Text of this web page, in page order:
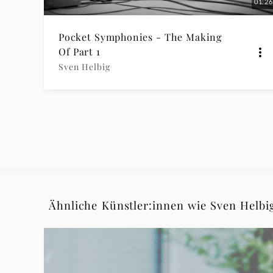
01:26
Pocket Symphonies - The Making
Of Part 1
Sven Helbig
Ähnliche Künstler:innen wie Sven